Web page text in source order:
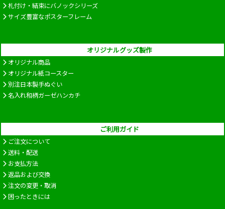
札付け・結束にバノックシリーズ
サイズ豊富なポスターフレーム
オリジナルグッズ製作
オリジナル商品
オリジナル紙コースター
別注日本製手ぬぐい
名入れ和柄ガーゼハンカチ
ご利用ガイド
ご注文について
送料・配送
お支払方法
返品および交換
注文の変更・取消
困ったときには